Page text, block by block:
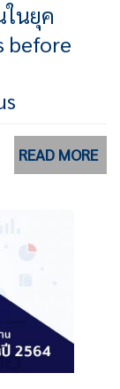
ในยุค
before
READ MORE